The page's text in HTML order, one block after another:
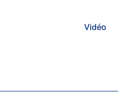
Vidéo